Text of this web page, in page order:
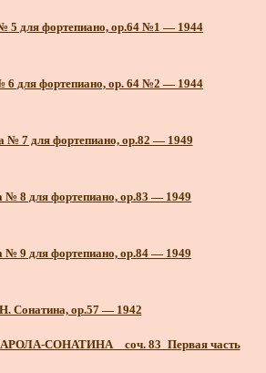
5 для фортепиано, ор.64 №1 — 1944
6 для фортепиано, ор. 64 №2 — 1944
№ 7 для фортепиано, ор.82 — 1949
№ 8 для фортепиано, ор.83 — 1949
№ 9 для фортепиано, ор.84 — 1949
Сонатина, ор.57 — 1942
СОНАТИНА _ соч. 83_Первая часть